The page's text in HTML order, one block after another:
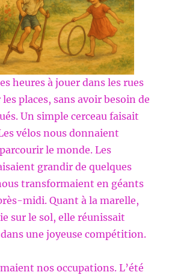
heures à jouer dans les rues
places, sans avoir besoin de
Un simple cerceau faisait
vélos nous donnaient
le monde. Les
grandir de quelques
transformaient en géants
midi. Quant à la marelle,
sur le sol, elle réunissait
une joyeuse compétition.
nos occupations. L’été